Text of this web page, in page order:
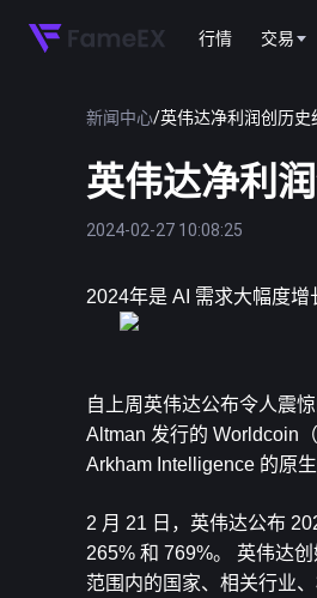
行情 交易
新闻中心/英伟达净利润创历史
英伟达净利
2024-02-27 10:08:25
2024年是 AI 需求大幅度增
自上周英伟达公布令人震
Altman 发行的 Worldcoin
Arkham Intelligence 的原
2 月 21 日，英伟达公布
265% 和 769%。 英伟达
范围内的国家、相关行业